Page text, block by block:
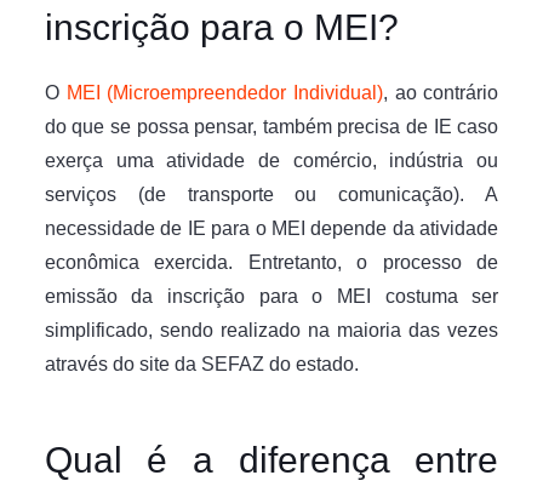
inscrição para o MEI?
O MEI (Microempreendedor Individual), ao contrário
do que se possa pensar, também precisa de IE caso
exerça uma atividade de comércio, indústria ou
serviços (de transporte ou comunicação). A
necessidade de IE para o MEI depende da atividade
econômica exercida. Entretanto, o processo de
emissão da inscrição para o MEI costuma ser
simplificado, sendo realizado na maioria das vezes
através do site da SEFAZ do estado.
Qual é a diferença entre